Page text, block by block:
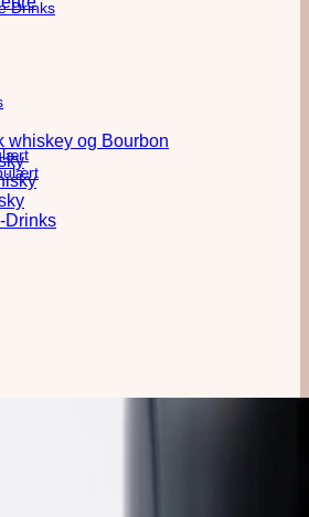
Drinks
whiskey og Bourbon
Drinks